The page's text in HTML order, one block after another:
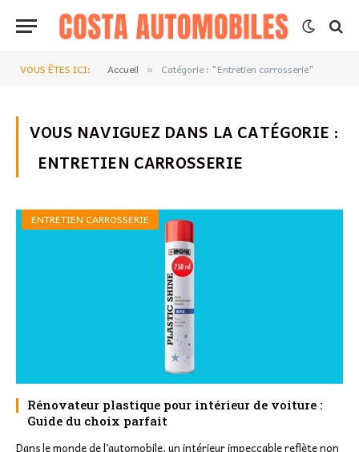
VOUS ÊTES ICI: Accueil » Catégorie : "Entretien carrosserie"
VOUS NAVIGUEZ DANS LA CATÉGORIE :
ENTRETIEN CARROSSERIE
ENTRETIEN CARROSSERIE
Rénovateur plastique pour intérieur de voiture :
Guide du choix parfait
Dans le monde de l’automobile, un intérieur impeccable reflète non